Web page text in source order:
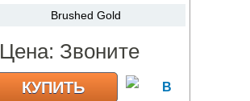
Brushed Gold
Цена: Звоните
КУПИТЬ